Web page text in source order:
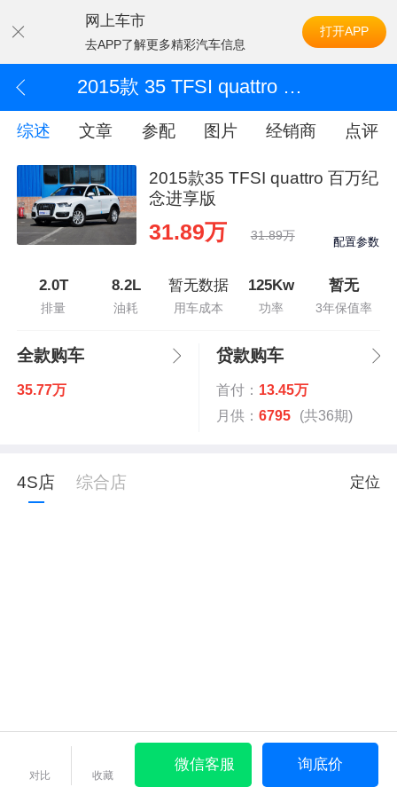
网上车市
去APP了解更多精彩汽车信息
打开APP
2015款 35 TFSI quattro 百万纪念进享版
综述 文章 参配 图片 经销商 点评
2015款35 TFSI quattro 百万纪
念进享版
31.89万 31.89万 配置参数
2.0T
排量
8.2L
油耗
暂无数据
用车成本
125Kw
功率
暂无
3年保值率
全款购车
35.77万
贷款购车
首付： 13.45万
月供： 6795 (共36期)
4S店 综合店 定位
对比 收藏
微信客服 询底价